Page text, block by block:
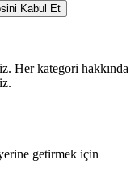
Kabul Et
Her kategori hakkında
getirmek için